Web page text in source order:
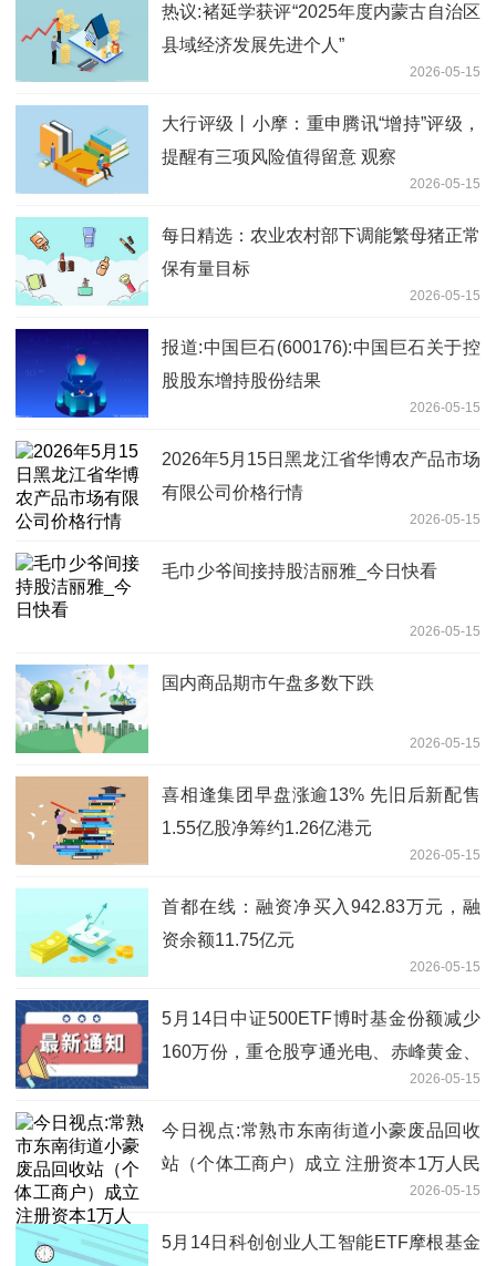
热议:褚延学获评“2025年度内蒙古自治区
县域经济发展先进个人”
2026-05-15
大行评级丨小摩：重申腾讯“增持”评级，
提醒有三项风险值得留意 观察
2026-05-15
每日精选：农业农村部下调能繁母猪正常
保有量目标
2026-05-15
报道:中国巨石(600176):中国巨石关于控
股股东增持股份结果
2026-05-15
2026年5月15日黑龙江省华博农产品市场
有限公司价格行情
2026-05-15
毛巾少爷间接持股洁丽雅_今日快看
2026-05-15
国内商品期市午盘多数下跌
2026-05-15
喜相逢集团早盘涨逾13% 先旧后新配售
1.55亿股净筹约1.26亿港元
2026-05-15
首都在线：融资净买入942.83万元，融
资余额11.75亿元
2026-05-15
5月14日中证500ETF博时基金份额减少
160万份，重仓股亨通光电、赤峰黄金、
2026-05-15
今日视点:常熟市东南街道小豪废品回收
站（个体工商户）成立 注册资本1万人民
2026-05-15
5月14日科创创业人工智能ETF摩根基金